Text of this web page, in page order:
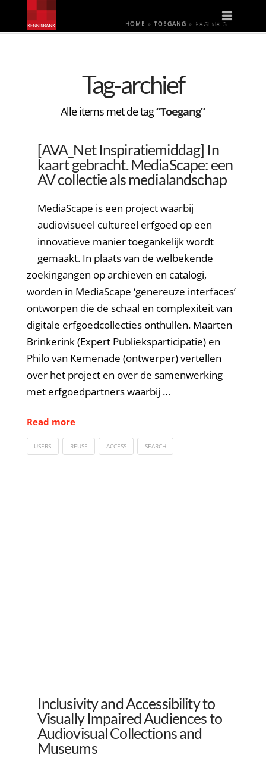
HOME » TOEGANG » PAGINA 3
Tag-archief
Alle items met de tag“Toegang”
[AVA_Net Inspiratiemiddag] In
kaart gebracht. MediaScape: een
AV collectie als medialandschap
MediaScape is een project waarbij
audiovisueel cultureel erfgoed op een
innovatieve manier toegankelijk wordt
gemaakt. In plaats van de welbekende
zoekingangen op archieven en catalogi,
worden in MediaScape ‘genereuze interfaces’
ontworpen die de schaal en complexiteit van
digitale erfgoedcollecties onthullen. Maarten
Brinkerink (Expert Publieksparticipatie) en
Philo van Kemenade (ontwerper) vertellen
over het project en over de samenwerking
met erfgoedpartners waarbij …
Read more
USERS REUSE ACCESS SEARCH
Inclusivity and Accessibility to
Visually Impaired Audiences to
Audiovisual Collections and
Museums